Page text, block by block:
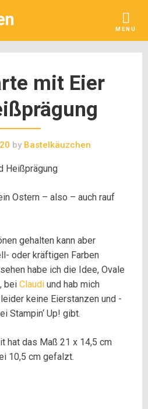
MENU
mit Eier
byBastelkäuzchen
Heißprägung
Ostern – also – auch rauf
gehalten kann aber
oder kräftigen Farben
habe ich die Idee, Ovale
bei Claudi und hab mich
keine Eierstanzen und -
Stampin‘ Up! gibt.
hat das Maß 21 x 14,5 cm
10,5 cm gefalzt.